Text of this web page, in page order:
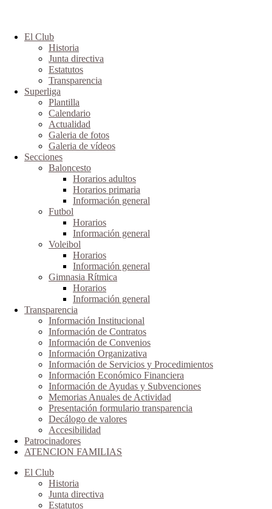
El Club
Historia
Junta directiva
Estatutos
Transparencia
Superliga
Plantilla
Calendario
Actualidad
Galeria de fotos
Galeria de vídeos
Secciones
Baloncesto
Horarios adultos
Horarios primaria
Información general
Futbol
Horarios
Información general
Voleibol
Horarios
Información general
Gimnasia Rítmica
Horarios
Información general
Transparencia
Información Institucional
Información de Contratos
Información de Convenios
Información Organizativa
Información de Servicios y Procedimientos
Información Económico Financiera
Información de Ayudas y Subvenciones
Memorias Anuales de Actividad
Presentación formulario transparencia
Decálogo de valores
Accesibilidad
Patrocinadores
ATENCION FAMILIAS
El Club
Historia
Junta directiva
Estatutos